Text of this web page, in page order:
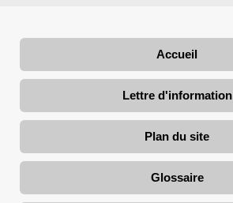
Accueil
Lettre d'information
Plan du site
Glossaire